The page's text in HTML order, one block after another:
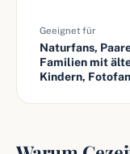
Geeignet für
Naturfans,
Familien mit
Kindern,